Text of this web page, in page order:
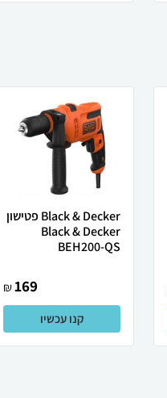
Black & Decker פטישון
Black & Decker
BEH200-QS
169
₪
קנו עכשיו